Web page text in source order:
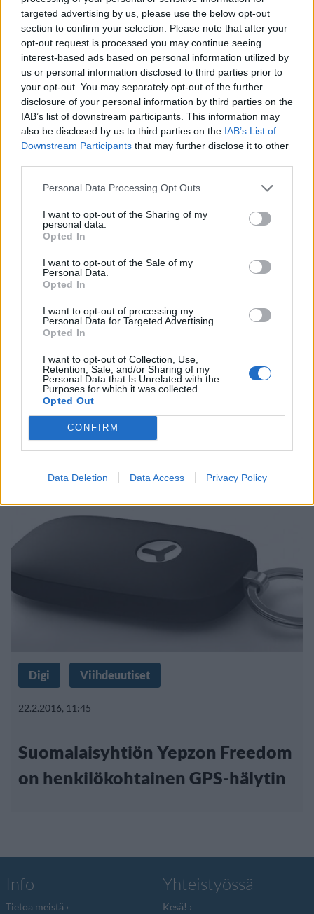
targeted advertising by us, please use the below opt-out
section to confirm your selection. Please note that after your
opt-out request is processed you may continue seeing
interest-based ads based on personal information utilized by
us or personal information disclosed to third parties prior to
your opt-out. You may separately opt-out of the further
disclosure of your personal information by third parties on the
IAB’s list of downstream participants. This information may
also be disclosed by us to third parties on the IAB’s List of
Downstream Participants that may further disclose it to other
Personal Data Processing Opt Outs
I want to opt-out of the Sharing of my
personal data.
Opted In
I want to opt-out of the Sale of my
Personal Data.
Opted In
I want to opt-out of processing my
Personal Data for Targeted Advertising.
Opted In
I want to opt-out of Collection, Use,
Retention, Sale, and/or Sharing of my
Personal Data that Is Unrelated with the
Purposes for which it was collected.
Opted Out
CONFIRM
Data Deletion Data Access Privacy Policy
Finnairin lennoista osan lentää jatkossa
toinen lentoyhtiö – matkustajille tärkeä
rajoitus
Kela muuttaa terapiakäytäntöä
Lapin pelastushelikopteri Aslakin toiminta
päättyy – rahat loppuivat
4.5.2016, 7:30
Suomalainen GPS-paikannin
Yepzon leviää maailmalla
Digi Viihdeuutiset
22.2.2016, 11:45
Suomalaisyhtiön Yepzon Freedom
on henkilökohtainen GPS-hälytin
Info
Tietoa meistä
Yhteistyössä
Kesä!